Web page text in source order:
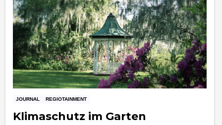
JOURNAL REGIOTAINMENT
Klimaschutz im Garten